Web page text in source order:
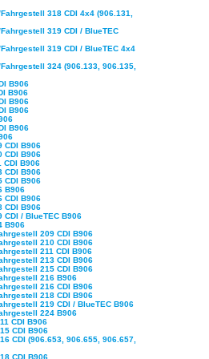
318 CDI 4x4 (906.131,
319 CDI / BlueTEC
319 CDI / BlueTEC 4x4
324 (906.133, 906.135,
B906
B906
B906
B906
B906
CDI B906
CDI B906
CDI B906
CDI B906
CDI B906
B906
CDI B906
CDI B906
CDI / BlueTEC B906
B906
209 CDI B906
210 CDI B906
211 CDI B906
213 CDI B906
215 CDI B906
216 B906
216 CDI B906
218 CDI B906
219 CDI / BlueTEC B906
224 B906
CDI B906
CDI B906
CDI (906.653, 906.655, 906.657,
CDI B906